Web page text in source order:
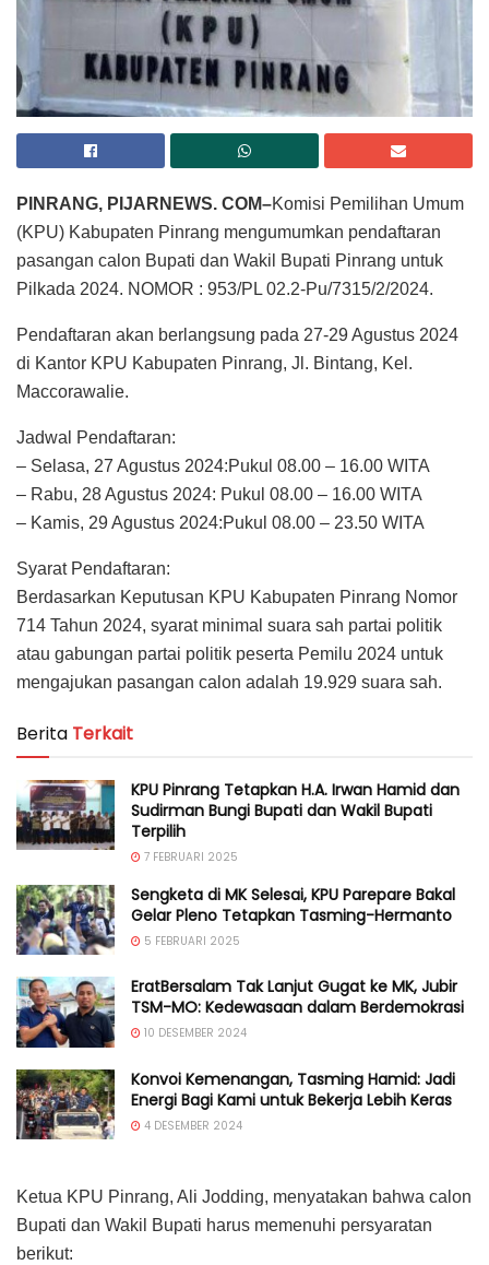
PINRANG, PIJARNEWS. COM–Komisi Pemilihan Umum
(KPU) Kabupaten Pinrang mengumumkan pendaftaran
pasangan calon Bupati dan Wakil Bupati Pinrang untuk
Pilkada 2024. NOMOR : 953/PL 02.2-Pu/7315/2/2024.
Pendaftaran akan berlangsung pada 27-29 Agustus 2024
di Kantor KPU Kabupaten Pinrang, Jl. Bintang, Kel.
Maccorawalie.
Jadwal Pendaftaran:
– Selasa, 27 Agustus 2024:Pukul 08.00 – 16.00 WITA
– Rabu, 28 Agustus 2024: Pukul 08.00 – 16.00 WITA
– Kamis, 29 Agustus 2024:Pukul 08.00 – 23.50 WITA
Syarat Pendaftaran:
Berdasarkan Keputusan KPU Kabupaten Pinrang Nomor
714 Tahun 2024, syarat minimal suara sah partai politik
atau gabungan partai politik peserta Pemilu 2024 untuk
mengajukan pasangan calon adalah 19.929 suara sah.
Berita Terkait
KPU Pinrang Tetapkan H.A. Irwan Hamid dan
Sudirman Bungi Bupati dan Wakil Bupati
Terpilih
7 FEBRUARI 2025
Sengketa di MK Selesai, KPU Parepare Bakal
Gelar Pleno Tetapkan Tasming-Hermanto
5 FEBRUARI 2025
EratBersalam Tak Lanjut Gugat ke MK, Jubir
TSM-MO: Kedewasaan dalam Berdemokrasi
10 DESEMBER 2024
Konvoi Kemenangan, Tasming Hamid: Jadi
Energi Bagi Kami untuk Bekerja Lebih Keras
4 DESEMBER 2024
Ketua KPU Pinrang, Ali Jodding, menyatakan bahwa calon
Bupati dan Wakil Bupati harus memenuhi persyaratan
berikut: